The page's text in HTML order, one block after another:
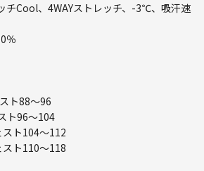
Cool、4WAYストレッチ、-3℃、吸汗速
％
ト88～96
ト96～104
ト104～112
ト110～118